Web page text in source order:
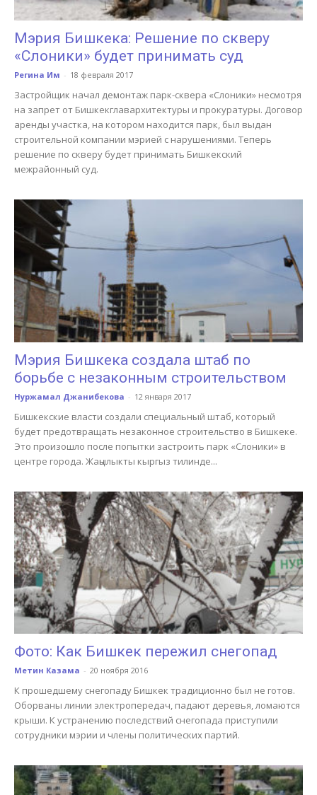
Мэрия Бишкека: Решение по скверу
«Слоники» будет принимать суд
Регина Им - 18 февраля 2017
Застройщик начал демонтаж парк-сквера «Слоники» несмотря
на запрет от Бишкекглавархитектуры и прокуратуры. Договор
аренды участка, на котором находится парк, был выдан
строительной компании мэрией с нарушениями. Теперь
решение по скверу будет принимать Бишкекский
межрайонный суд.
Мэрия Бишкека создала штаб по
борьбе с незаконным строительством
Нуржамал Джанибекова - 12 января 2017
Бишкекские власти создали специальный штаб, который
будет предотвращать незаконное строительство в Бишкеке.
Это произошло после попытки застроить парк «Слоники» в
центре города. Жаңылыкты кыргыз тилинде...
Фото: Как Бишкек пережил снегопад
Метин Казама - 20 ноября 2016
К прошедшему снегопаду Бишкек традиционно был не готов.
Оборваны линии электропередач, падают деревья, ломаются
крыши. К устранению последствий снегопада приступили
сотрудники мэрии и члены политических партий.